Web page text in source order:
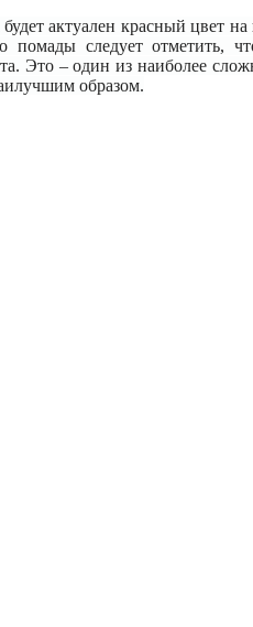
актуален красный цвет
помады следует отметить,
Это – один из наиболее
образом.